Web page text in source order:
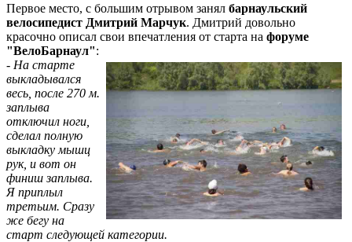
Первое место, с большим отрывом занял барнаульский
велосипедист Дмитрий Марчук. Дмитрий довольно
красочно описал свои впечатления от старта на форуме
"ВелоБарнаул":
- На старте
выкладывался
весь, после 270 м.
заплыва
отключил ноги,
сделал полную
выкладку мышц
рук, и вот он
финиш заплыва.
Я приплыл
третьим. Сразу
же бегу на
старт следующей категории.